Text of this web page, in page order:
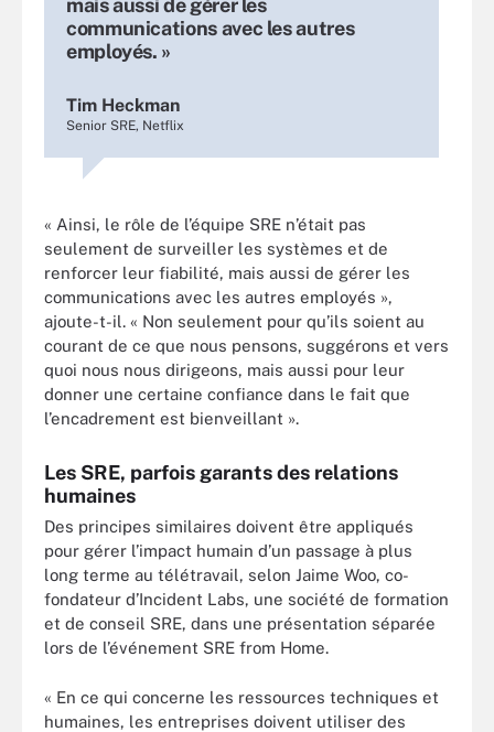
mais aussi de gérer les
communications avec les autres
employés. »
Tim Heckman
Senior SRE, Netflix
« Ainsi, le rôle de l’équipe SRE n’était pas
seulement de surveiller les systèmes et de
renforcer leur fiabilité, mais aussi de gérer les
communications avec les autres employés »,
ajoute-t-il. « Non seulement pour qu’ils soient au
courant de ce que nous pensons, suggérons et vers
quoi nous nous dirigeons, mais aussi pour leur
donner une certaine confiance dans le fait que
l’encadrement est bienveillant ».
Les SRE, parfois garants des relations
humaines
Des principes similaires doivent être appliqués
pour gérer l’impact humain d’un passage à plus
long terme au télétravail, selon Jaime Woo, co-
fondateur d’Incident Labs, une société de formation
et de conseil SRE, dans une présentation séparée
lors de l’événement SRE from Home.
« En ce qui concerne les ressources techniques et
humaines, les entreprises doivent utiliser des